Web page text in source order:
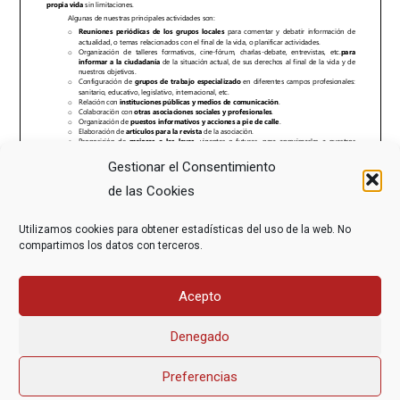
Gestionar el Consentimiento
de las Cookies
Utilizamos cookies para obtener estadísticas del uso de la web. No
compartimos los datos con terceros.
Acepto
Denegado
Preferencias